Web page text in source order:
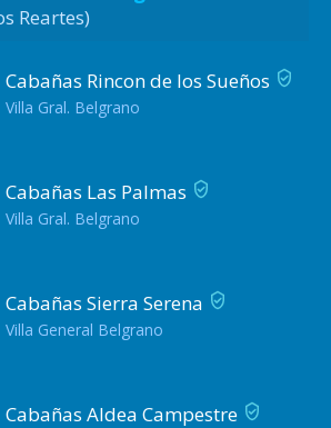
Reartes)
Cabañas Rincon de los Sueños
Villa Gral. Belgrano
Cabañas Las Palmas
Villa Gral. Belgrano
Cabañas Sierra Serena
Villa General Belgrano
Cabañas Aldea Campestre